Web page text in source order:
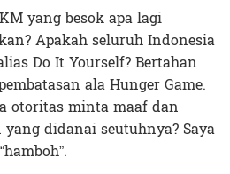
yang besok apa lagi
Apakah seluruh Indonesia
Do It Yourself? Bertahan
ala Hunger Game.
otoritas minta maaf dan
didanai seutuhnya? Saya